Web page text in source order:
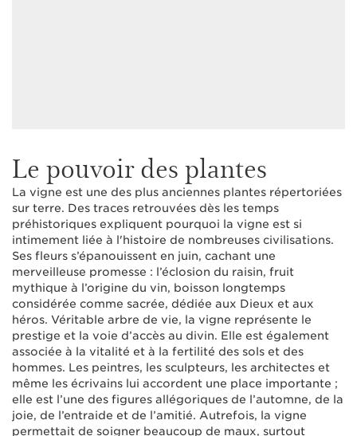
Le pouvoir des plantes
La vigne est une des plus anciennes plantes répertoriées
sur terre. Des traces retrouvées dès les temps
préhistoriques expliquent pourquoi la vigne est si
intimement liée à l'histoire de nombreuses civilisations.
Ses fleurs s’épanouissent en juin, cachant une
merveilleuse promesse : l’éclosion du raisin, fruit
mythique à l’origine du vin, boisson longtemps
considérée comme sacrée, dédiée aux Dieux et aux
héros. Véritable arbre de vie, la vigne représente le
prestige et la voie d’accès au divin. Elle est également
associée à la vitalité et à la fertilité des sols et des
hommes. Les peintres, les sculpteurs, les architectes et
même les écrivains lui accordent une place importante ;
elle est l’une des figures allégoriques de l’automne, de la
joie, de l’entraide et de l’amitié. Autrefois, la vigne
permettait de soigner beaucoup de maux, surtout